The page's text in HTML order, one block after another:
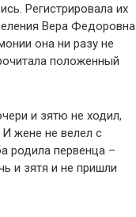
Регистрировала их
Вера Федоровна
она ни разу не
положенный
и зятю не ходил,
И жене не велел с
родила первенца –
и зятя и не пришли